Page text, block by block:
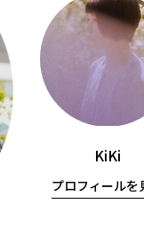
KiKi
プロフィールを